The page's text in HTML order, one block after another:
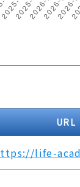
URL
life-